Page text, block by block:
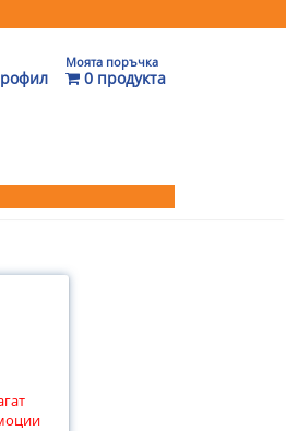
Моята поръчка
0 продукта